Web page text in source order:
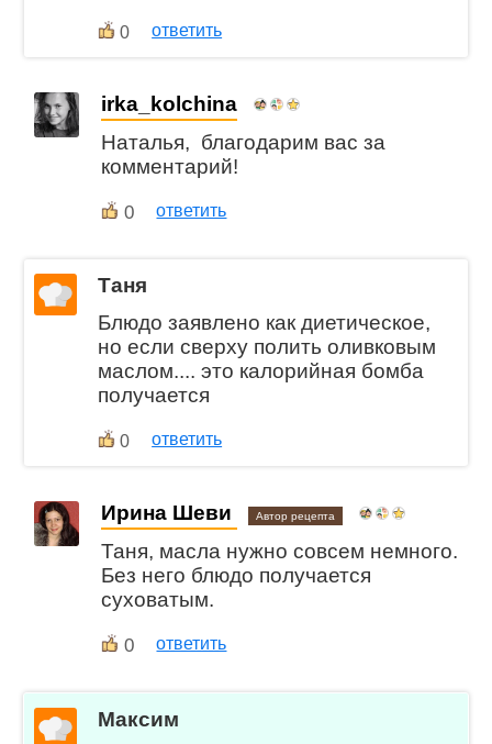
0 ответить
irka_kolchina
Наталья, благодарим вас за
комментарий!
0 ответить
Таня
Блюдо заявлено как диетическое,
но если сверху полить оливковым
маслом.... это калорийная бомба
получается
0 ответить
Ирина Шеви Автор рецепта
Таня, масла нужно совсем немного.
Без него блюдо получается
суховатым.
0 ответить
Максим